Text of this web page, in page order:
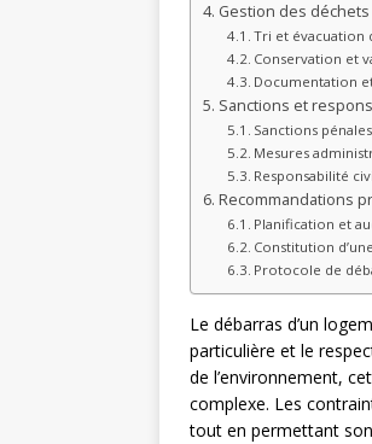
Gestion des
Tri et évacuation
Conservation et
Documentation
Sanctions et
Sanctions
Mesures
Responsabilité
Recommandations
Planification et
Constitution
Protocole de
Le débarras d’un
particulière et le
de l’environnement,
complexe. Les
tout en permettant